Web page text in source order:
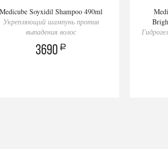
Medicube Soyxidil Shampoo 490ml
Укрепляющий шампунь против
выпадения волос
3690 a